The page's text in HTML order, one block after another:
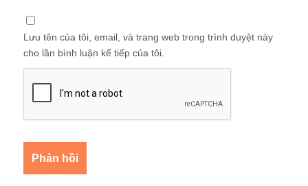
Lưu tên của tôi, email, và trang web trong trình duyệt này
cho lần bình luận kế tiếp của tôi.